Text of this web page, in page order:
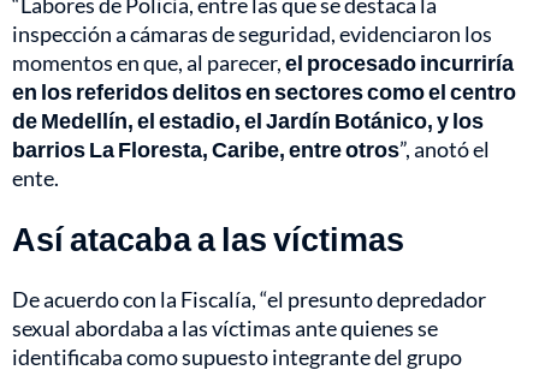
inspección a cámaras de seguridad, evidenciaron los
momentos en que, al parecer,el procesado incurriría
en los referidos delitos en sectores como el centro
de Medellín, el estadio, el Jardín Botánico, y los
barrios La Floresta, Caribe, entre otros”, anotó el
ente.
Así atacaba a las víctimas
De acuerdo con la Fiscalía, “el presunto depredador
sexual abordaba a las víctimas ante quienes se
identificaba como supuesto integrante del grupo